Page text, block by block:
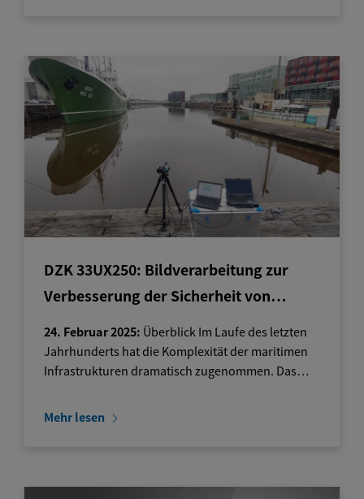
DZK 33UX250: Bildverarbeitung zur
Verbesserung der Sicherheit von…
24. Februar 2025: Überblick Im Laufe des letzten
Jahrhunderts hat die Komplexität der maritimen
Infrastrukturen dramatisch zugenommen. Das…
Mehr lesen